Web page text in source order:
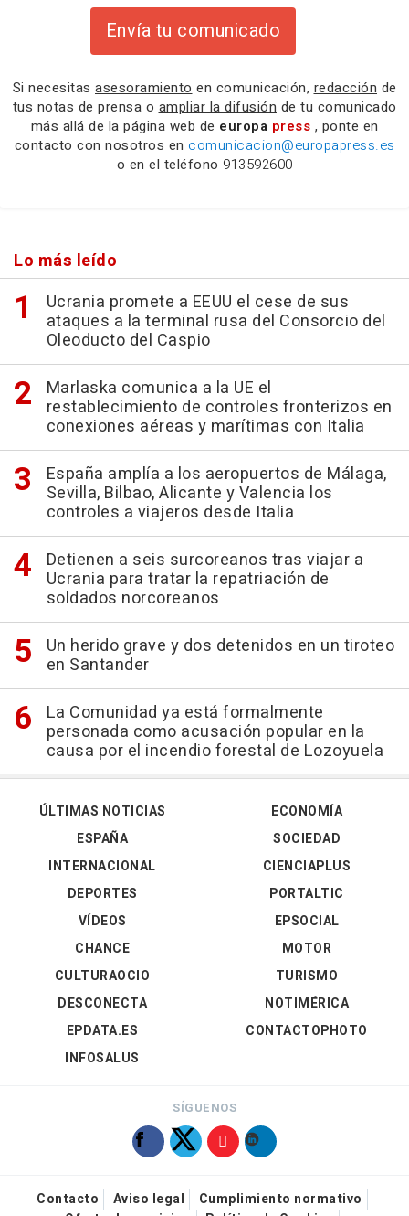
Envía tu comunicado
Si necesitas asesoramiento en comunicación, redacción de
tus notas de prensa o ampliar la difusión de tu comunicado
más allá de la página web de europa press , ponte en
contacto con nosotros en comunicacion@europapress.es
o en el teléfono 913592600
Lo más leído
Ucrania promete a EEUU el cese de sus
ataques a la terminal rusa del Consorcio del
Oleoducto del Caspio
Marlaska comunica a la UE el
restablecimiento de controles fronterizos en
conexiones aéreas y marítimas con Italia
España amplía a los aeropuertos de Málaga,
Sevilla, Bilbao, Alicante y Valencia los
controles a viajeros desde Italia
Detienen a seis surcoreanos tras viajar a
Ucrania para tratar la repatriación de
soldados norcoreanos
Un herido grave y dos detenidos en un tiroteo
en Santander
La Comunidad ya está formalmente
personada como acusación popular en la
causa por el incendio forestal de Lozoyuela
ÚLTIMAS NOTICIAS
ESPAÑA
INTERNACIONAL
DEPORTES
VÍDEOS
ECONOMÍA
SOCIEDAD
CIENCIAPLUS
PORTALTIC
EPSOCIAL
CHANCE
CULTURAOCIO
DESCONECTA
EPDATA.ES
INFOSALUS
MOTOR
TURISMO
NOTIMÉRICA
CONTACTOPHOTO
SÍGUENOS
Contacto Aviso legal
Cumplimiento normativo